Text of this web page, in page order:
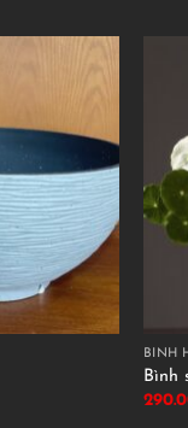
BÌNH
Bình